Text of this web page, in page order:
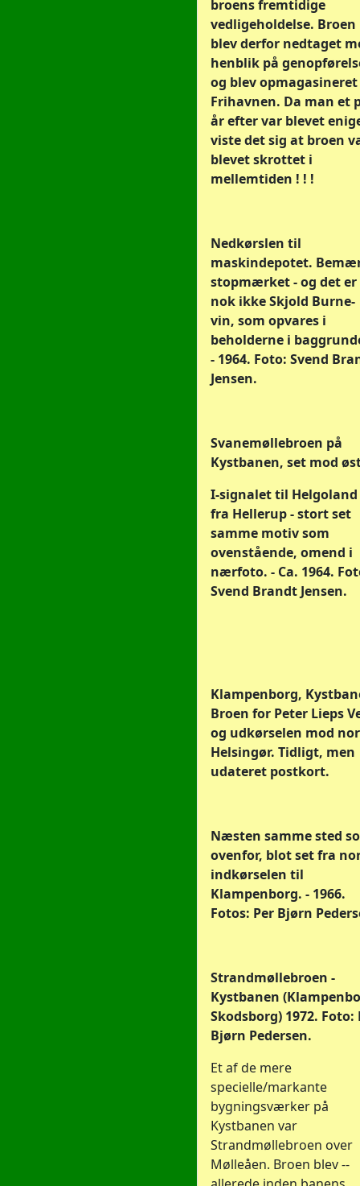
broens fremtidige
vedligeholdelse. Broen
blev derfor nedtaget
henblik på
og blev
Frihavnen. Da man et
år efter var blevet
viste det sig at broen
blevet skrottet i
mellemtiden ! ! !
Nedkørslen til
maskindepotet.
stopmærket - og det er
nok ikke Skjold Burne-
vin, som opvares i
beholderne i
- 1964. Foto: Svend
Jensen.
Svanemøllebroen på
Kystbanen, set mod
I-signalet til Helgoland
fra Hellerup - stort set
samme motiv som
ovenstående, omend i
nærfoto. - Ca. 1964.
Svend Brandt Jensen.
Klampenborg,
Broen for Peter Lieps
og udkørselen mod
Helsingør. Tidligt, men
udateret postkort.
Næsten samme sted
ovenfor, blot set fra
indkørselen til
Klampenborg. - 1966.
Fotos: Per Bjørn
Strandmøllebroen -
Kystbanen
Skodsborg) 1972. Foto:
Bjørn Pedersen.
Et af de mere
specielle/markante
bygningsværker på
Kystbanen var
Strandmøllebroen over
Mølleåen. Broen blev --